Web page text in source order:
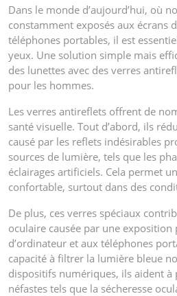
Dans le monde d’aujourd’hui, où
constamment exposés aux écrans
téléphones portables, il est
yeux. Une solution simple mais
des lunettes avec des verres
pour les hommes.
Les verres antireflets offrent de
santé visuelle. Tout d’abord, ils
causé par les reflets indésirables
sources de lumière, tels que les
éclairages artificiels. Cela permet
confortable, surtout dans des
De plus, ces verres spéciaux
oculaire causée par une exposition
d’ordinateur et aux téléphones
capacité à filtrer la lumière bleue
dispositifs numériques, ils aident à
néfastes tels que la sécheresse